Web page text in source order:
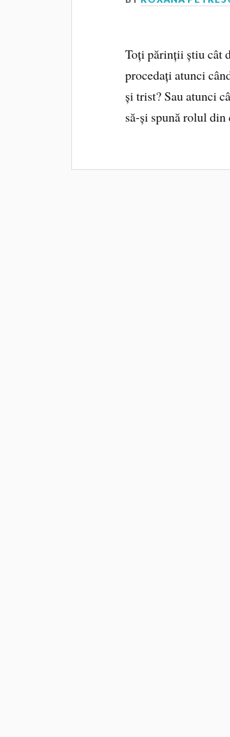
Toți părinții știu cât
procedați atunci
și trist? Sau atunci
să-și spună rolul